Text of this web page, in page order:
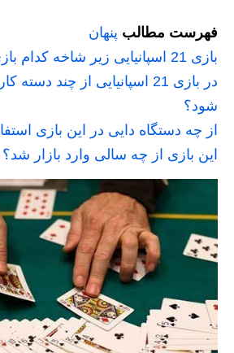
فهرست مطالب پنهان
بازی 21 اسپانیایی زیر شاخه کدام بازی است؟
در بازی 21 اسپانیایی از چند
شود؟
از چه دستگاه دایی در این بازی
این بازی از چه سالی وارد بازار شد؟